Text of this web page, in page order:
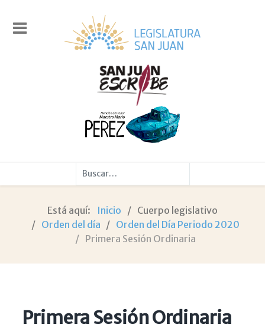
Buscar
Está aquí: Inicio
Cuerpo legislativo
Orden del día
Orden del Día Periodo 2020
Primera Sesión Ordinaria
Primera Sesión Ordinaria